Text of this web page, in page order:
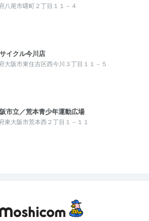
八尾市曙町２丁目１１－４
イクル今川店
大阪市東住吉区西今川３丁目１１－５
市立／荒本青少年運動広場
東大阪市荒本西２丁目１－１１